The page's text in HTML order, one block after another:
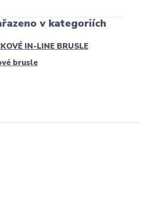
v kategoriích
IN-LINE BRUSLE
brusle